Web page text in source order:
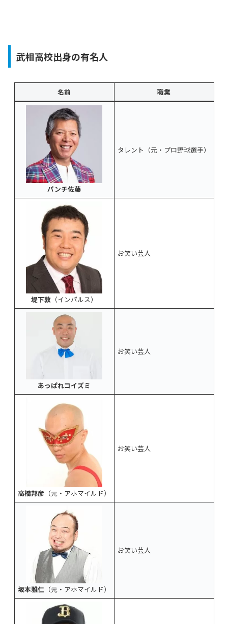
武相高校出身の有名人
名前 職業
パンチ佐藤
タレント（元・プロ野球選手）
堤下敦 （インパルス）
お笑い芸人
あっぱれコイズミ
お笑い芸人
高橋邦彦 （元・アホマイルド）
お笑い芸人
坂本雅仁 （元・アホマイルド）
お笑い芸人